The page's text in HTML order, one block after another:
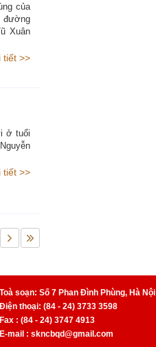
của
đường
Xuân
tiết >>
ở tuổi
tiết >>
Toà soạn: Số 7 Phan Đình Phùng, Hà Nội
Điện thoại: (84 - 24) 3733 3598
Fax : (84 - 24) 3747 4913
E-mail : skncbqd@gmail.com